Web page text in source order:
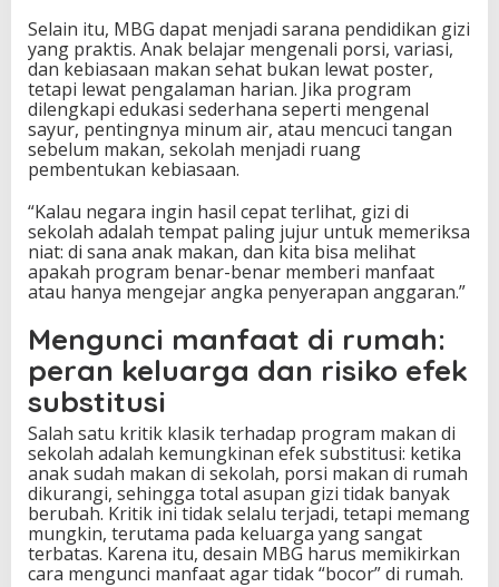
Selain itu, MBG dapat menjadi sarana pendidikan gizi
yang praktis. Anak belajar mengenali porsi, variasi,
dan kebiasaan makan sehat bukan lewat poster,
tetapi lewat pengalaman harian. Jika program
dilengkapi edukasi sederhana seperti mengenal
sayur, pentingnya minum air, atau mencuci tangan
sebelum makan, sekolah menjadi ruang
pembentukan kebiasaan.
“Kalau negara ingin hasil cepat terlihat, gizi di
sekolah adalah tempat paling jujur untuk memeriksa
niat: di sana anak makan, dan kita bisa melihat
apakah program benar-benar memberi manfaat
atau hanya mengejar angka penyerapan anggaran.”
Mengunci manfaat di rumah:
peran keluarga dan risiko efek
substitusi
Salah satu kritik klasik terhadap program makan di
sekolah adalah kemungkinan efek substitusi: ketika
anak sudah makan di sekolah, porsi makan di rumah
dikurangi, sehingga total asupan gizi tidak banyak
berubah. Kritik ini tidak selalu terjadi, tetapi memang
mungkin, terutama pada keluarga yang sangat
terbatas. Karena itu, desain MBG harus memikirkan
cara mengunci manfaat agar tidak “bocor” di rumah.